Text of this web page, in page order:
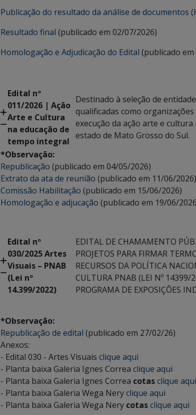
Publicação do resultado da análise de documentos
Resultado final (publicado em 02/07/2026)
Homologação e Adjudicação do Edital (publicado
Edital nº
011/2026 | Ação
Arte e Cultura
na educação de
tempo integral
Destinado à seleção de
qualificadas como organizações
execução da ação arte e
estado de Mato Grosso do Sul.
*Observação:
Republicação (publicado em 04/05/2026)
Extrato da ata de reunião (publicado em 11/06/2026)
Comissão Habilitação (publicado em 15/06/2026)
Homologação e adjucação (publicado em 19/06/
Edital nº
030/2025 Artes
Visuais – PNAB
(Lei nº
14.399/2022)
EDITAL DE CHAMAMENTO
PROJETOS PARA FIRMAR
RECURSOS DA POLÍTICA
CULTURA PNAB (LEI Nº 14399/
PROGRAMA DE EXPOSIÇÕES
*Observação:
Republicação de edital (publicado em 27/02/26)
Anexos:
- Edital 030 - Artes Visuais clique aqui
- Planta baixa Galeria Ignes Correa clique aqui
- Planta baixa Galeria Ignes Correa cotasclique aqui
- Planta baixa Galeria Wega Neryclique aqui
- Planta baixa Galeria Wega Nery cotasclique aqui